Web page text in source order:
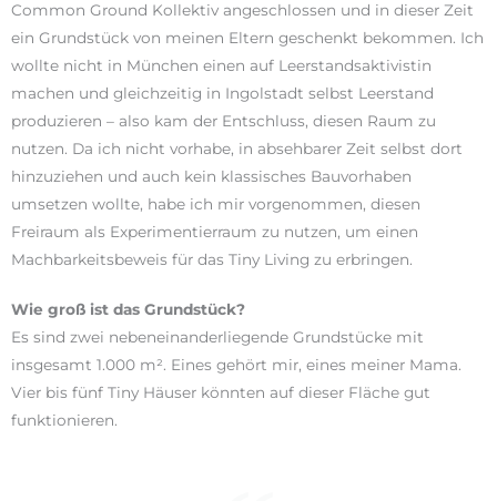
Common Ground Kollektiv angeschlossen und in dieser Zeit
ein Grundstück von meinen Eltern geschenkt bekommen. Ich
wollte nicht in München einen auf Leerstandsaktivistin
machen und gleichzeitig in Ingolstadt selbst Leerstand
produzieren – also kam der Entschluss, diesen Raum zu
nutzen. Da ich nicht vorhabe, in absehbarer Zeit selbst dort
hinzuziehen und auch kein klassisches Bauvorhaben
umsetzen wollte, habe ich mir vorgenommen, diesen
Freiraum als Experimentierraum zu nutzen, um einen
Machbarkeitsbeweis für das Tiny Living zu erbringen.
Wie groß ist das Grundstück?
Es sind zwei nebeneinanderliegende Grundstücke mit
insgesamt 1.000 m². Eines gehört mir, eines meiner Mama.
Vier bis fünf Tiny Häuser könnten auf dieser Fläche gut
funktionieren.